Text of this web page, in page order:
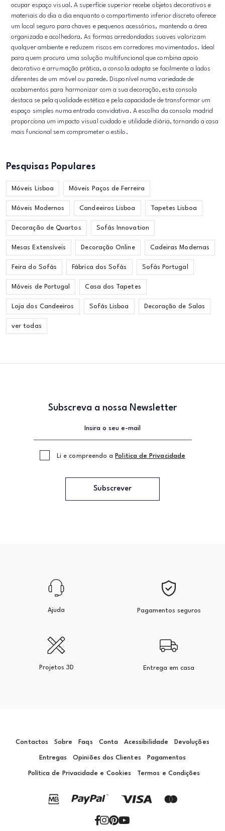
ocupar espaço visual. A superfície superior recebe objetos decorativos e
materiais do dia a dia enquanto o compartimento inferior discreto oferece
um local seguro para chaves e pequenos acessórios, mantendo a área
organizada e acolhedora. As formas arredondadas suaves valorizam
qualquer ambiente e reduzem riscos em corredores movimentados. Ideal
para quem procura uma solução multifuncional que combina apoio
decorativo e arrumação prática, a consola adapta se facilmente a lados
diferentes de um móvel ou parede. Disponível numa variedade de
acabamentos para harmonizar com a sua decoração, esta consola
destaca se pela qualidade estética e pela capacidade de transformar um
espaço simples numa entrada convidativa. A escolha da consola madrid
proporciona um impacto visual cuidado e utilidade diária, tornando a casa
mais funcional sem comprometer o estilo.
Pesquisas Populares
Móveis Lisboa Móveis Paços de Ferreira
Móveis Modernos Candeeiros Lisboa Tapetes Lisboa
Decoração de Quartos Sofás Innovation
Mesas Extensíveis Decoração Online Cadeiras Modernas
Feira do Sofás Fábrica dos Sofás Sofás Portugal
Móveis de Portugal Casa dos Tapetes
Loja dos Candeeiros Sofás Lisboa Decoração de Salas
ver todas
Subscreva a nossa Newsletter
Li e compreendo a Politica de Privacidade
Subscrever
Ajuda Pagamentos seguros
Projetos 3D Entrega em casa
Contactos Sobre Faqs Conta Acessibilidade Devoluções
Entregas Opiniões dos Clientes Pagamentos
Política de Privacidade e Cookies Termos e Condições